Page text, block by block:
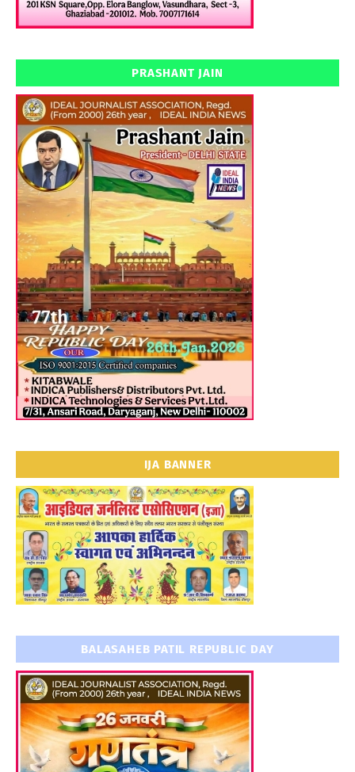
PRASHANT JAIN
IJA BANNER
BALASAHEB PATIL REPUBLIC DAY